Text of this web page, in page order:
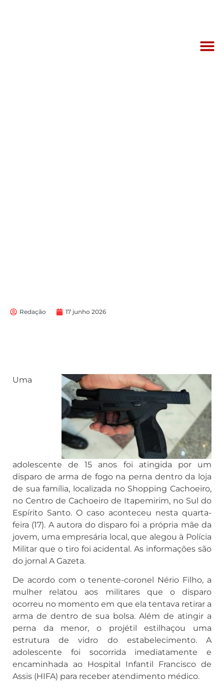
Redação 17 junho 2026
Uma
adolescente de 15 anos foi atingida por um
disparo de arma de fogo na perna dentro da loja
de sua família, localizada no Shopping Cachoeiro,
no Centro de Cachoeiro de Itapemirim, no Sul do
Espírito Santo. O caso aconteceu nesta quarta-
feira (17). A autora do disparo foi a própria mãe da
jovem, uma empresária local, que alegou à Polícia
Militar que o tiro foi acidental. As informações são
do jornal A Gazeta.
De acordo com o tenente-coronel Nério Filho, a
mulher relatou aos militares que o disparo
ocorreu no momento em que ela tentava retirar a
arma de dentro de sua bolsa. Além de atingir a
perna da menor, o projétil estilhaçou uma
estrutura de vidro do estabelecimento. A
adolescente foi socorrida imediatamente e
encaminhada ao Hospital Infantil Francisco de
Assis (HIFA) para receber atendimento médico.